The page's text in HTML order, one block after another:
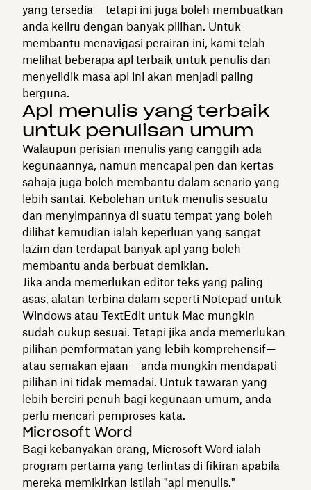
yang tersedia— tetapi ini juga boleh membuatkan
anda keliru dengan banyak pilihan. Untuk
membantu menavigasi perairan ini, kami telah
melihat beberapa apl terbaik untuk penulis dan
menyelidik masa apl ini akan menjadi paling
berguna.
Apl menulis yang terbaik
untuk penulisan umum
Walaupun perisian menulis yang canggih ada
kegunaannya, namun mencapai pen dan kertas
sahaja juga boleh membantu dalam senario yang
lebih santai. Kebolehan untuk menulis sesuatu
dan menyimpannya di suatu tempat yang boleh
dilihat kemudian ialah keperluan yang sangat
lazim dan terdapat banyak apl yang boleh
membantu anda berbuat demikian.
Jika anda memerlukan editor teks yang paling
asas, alatan terbina dalam seperti Notepad untuk
Windows atau TextEdit untuk Mac mungkin
sudah cukup sesuai. Tetapi jika anda memerlukan
pilihan pemformatan yang lebih komprehensif—
atau semakan ejaan— anda mungkin mendapati
pilihan ini tidak memadai. Untuk tawaran yang
lebih berciri penuh bagi kegunaan umum, anda
perlu mencari pemproses kata.
Microsoft Word
Bagi kebanyakan orang, Microsoft Word ialah
program pertama yang terlintas di fikiran apabila
mereka memikirkan istilah "apl menulis."